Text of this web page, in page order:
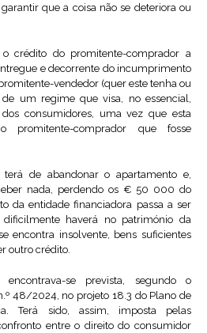
que a coisa não se deteriora ou
crédito do promitente-comprador a
e decorrente do incumprimento
vendedor (quer este tenha ou
de um regime que visa, no essencial,
consumidores, uma vez que esta
promitente-comprador que fosse
de abandonar o apartamento e,
nada, perdendo os € 50 000 do
da entidade financiadora passa a ser
haverá no património da
encontra insolvente, bens suficientes
outro crédito.
encontrava-se prevista, segundo o
48/2024, no projeto 18.3 do Plano de
Terá sido, assim, imposta pelas
entre o direito do consumidor